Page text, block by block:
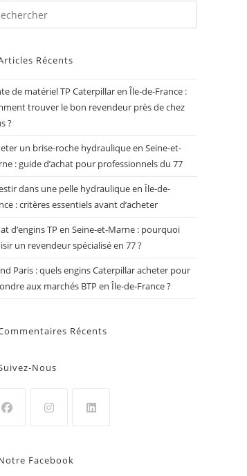
Récents
de matériel TP Caterpillar en Île-de-France :
trouver le bon revendeur près de chez
?
un brise-roche hydraulique en Seine-et-
: guide d’achat pour professionnels du 77
dans une pelle hydraulique en Île-de-
: critères essentiels avant d’acheter
d’engins TP en Seine-et-Marne : pourquoi
un revendeur spécialisé en 77 ?
Paris : quels engins Caterpillar acheter pour
aux marchés BTP en Île-de-France ?
Récents
Nous
Facebook